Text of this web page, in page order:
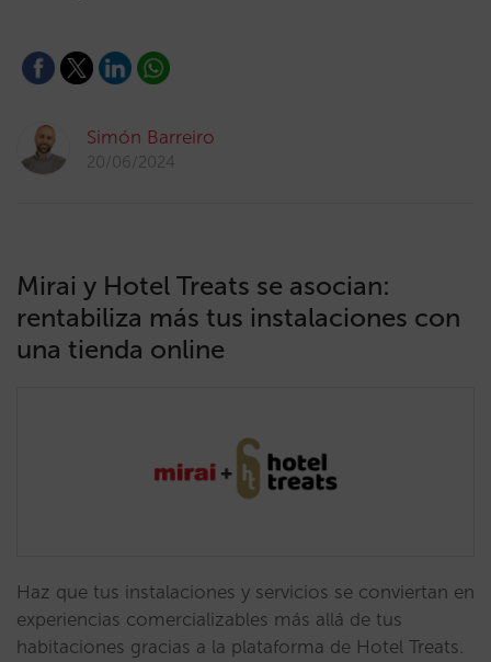
Simón Barreiro
20/06/2024
Mirai y Hotel Treats se asocian:
rentabiliza más tus instalaciones con
una tienda online
Haz que tus instalaciones y servicios se conviertan en
experiencias comercializables más allá de tus
habitaciones gracias a la plataforma de Hotel Treats.